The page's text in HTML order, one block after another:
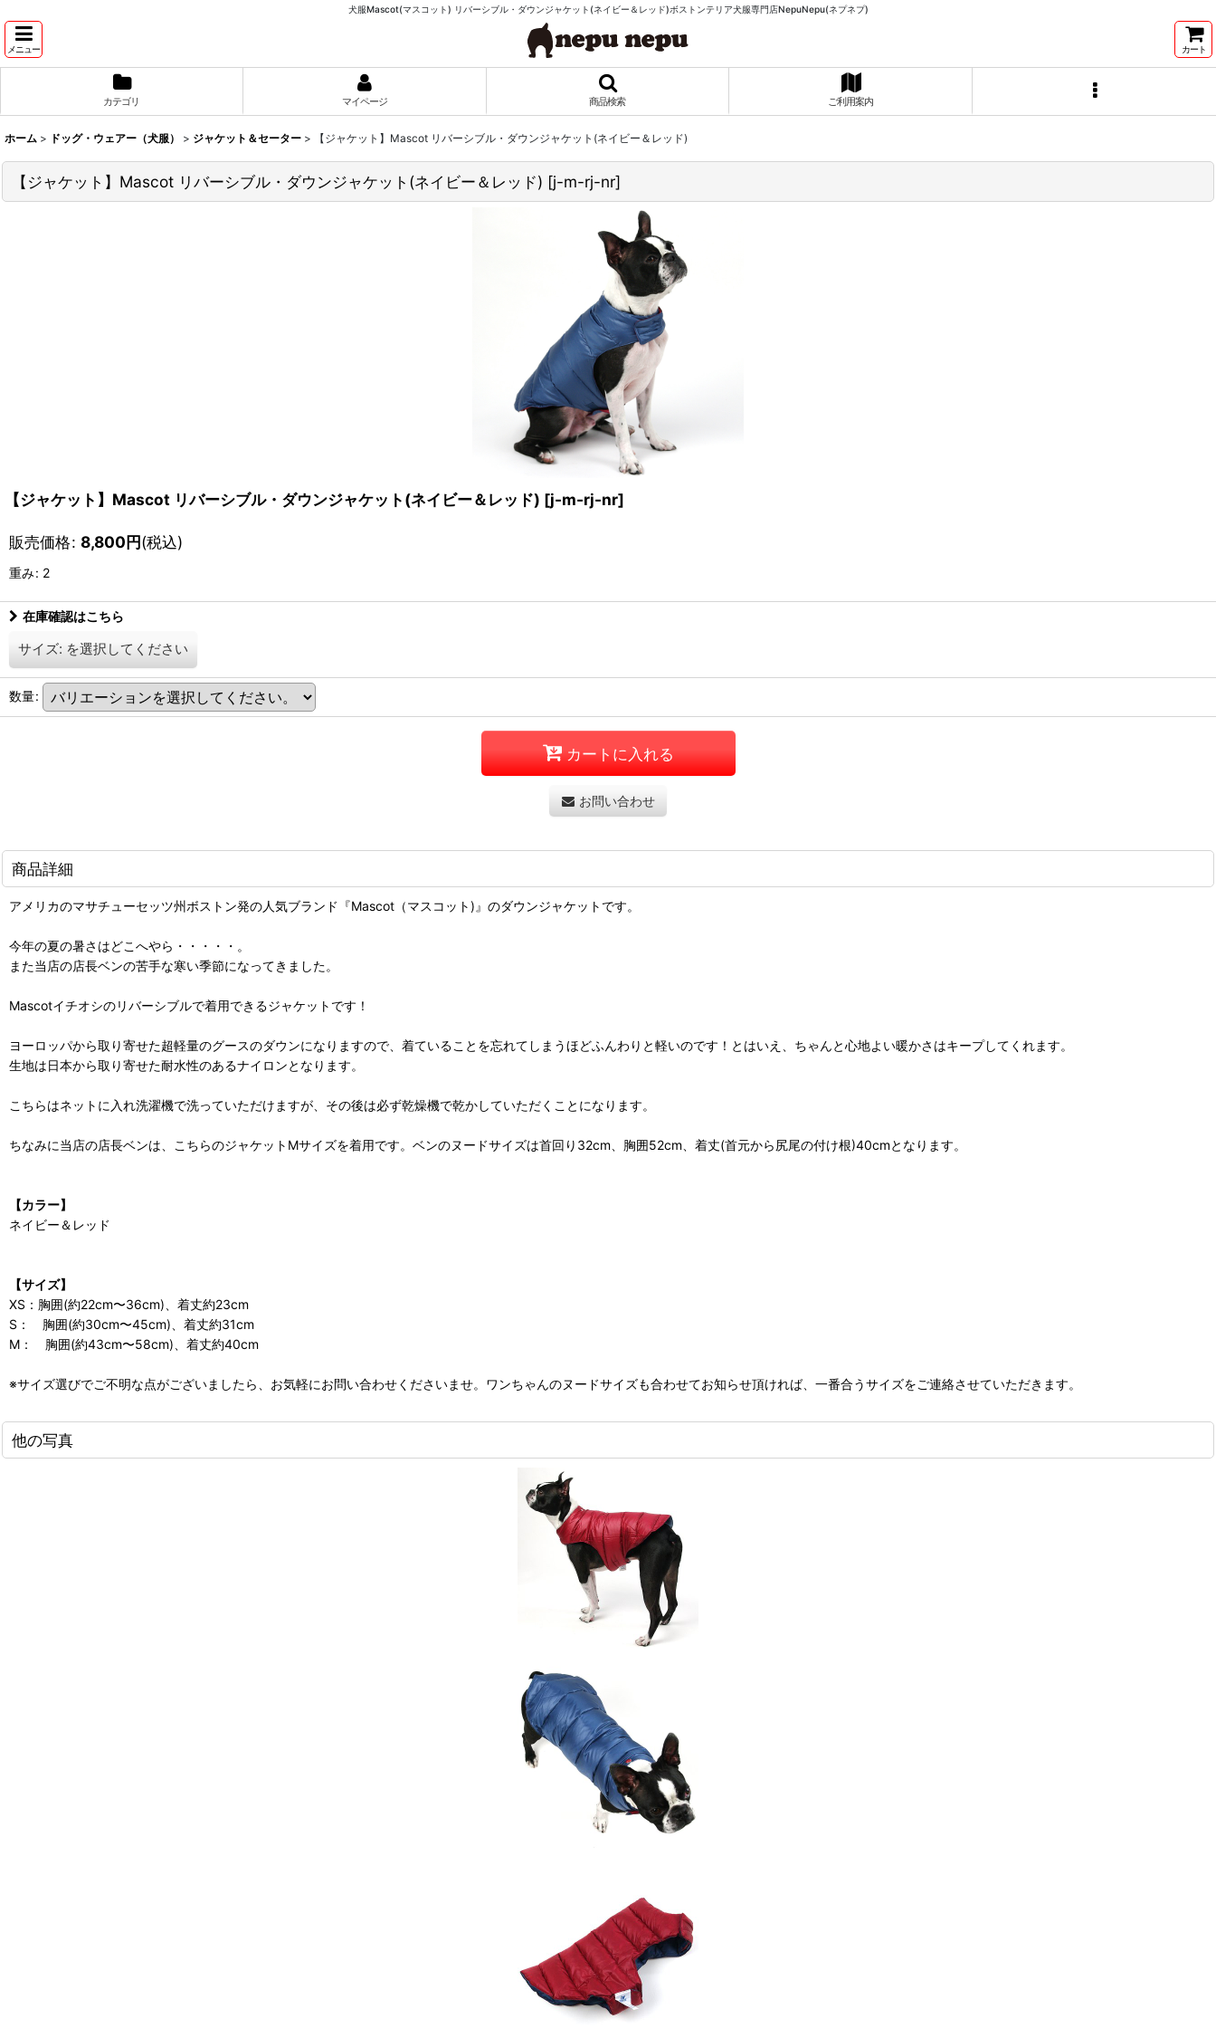
犬服Mascot(マスコット) リバーシブル・ダウンジャケット(ネイビー＆レッド)ボストンテリア犬服専門店NepuNepu(ネプネプ)
メニュー カート
カテゴリ マイページ 商品検索 ご利用案内
ホーム > ドッグ・ウェアー（犬服） > ジャケット＆セーター > 【ジャケット】Mascot リバーシブル・ダウンジャケット(ネイビー＆レッド)
【ジャケット】Mascot リバーシブル・ダウンジャケット(ネイビー＆レッド) [j-m-rj-nr]
【ジャケット】Mascot リバーシブル・ダウンジャケット(ネイビー＆レッド) [j-m-rj-nr]
販売価格: 8,800円(税込)
重み: 2
在庫確認はこちら
サイズ: を選択してください
数量:
カートに入れる
お問い合わせ
商品詳細
アメリカのマサチューセッツ州ボストン発の人気ブランド『Mascot（マスコット)』のダウンジャケットです。
今年の夏の暑さはどこへやら・・・・・。
また当店の店長ベンの苦手な寒い季節になってきました。
Mascotイチオシのリバーシブルで着用できるジャケットです！
ヨーロッパから取り寄せた超軽量のグースのダウンになりますので、着ていることを忘れてしまうほどふんわりと軽いのです！とはいえ、ちゃんと心地よい暖かさはキープしてくれます。
生地は日本から取り寄せた耐水性のあるナイロンとなります。
こちらはネットに入れ洗濯機で洗っていただけますが、その後は必ず乾燥機で乾かしていただくことになります。
ちなみに当店の店長ベンは、こちらのジャケットMサイズを着用です。ベンのヌードサイズは首回り32cm、胸囲52cm、着丈(首元から尻尾の付け根)40cmとなります。
【カラー】
ネイビー＆レッド
【サイズ】
XS：胸囲(約22cm〜36cm)、着丈約23cm
S： 胸囲(約30cm〜45cm)、着丈約31cm
M： 胸囲(約43cm〜58cm)、着丈約40cm
※サイズ選びでご不明な点がございましたら、お気軽にお問い合わせくださいませ。ワンちゃんのヌードサイズも合わせてお知らせ頂ければ、一番合うサイズをご連絡させていただきます。
他の写真